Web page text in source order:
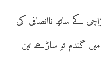
کے ساتھ ناانصافی کی
ایک بڑی مثال یہ ہے کہ کراچی میں گندم تو ساڑھے تین